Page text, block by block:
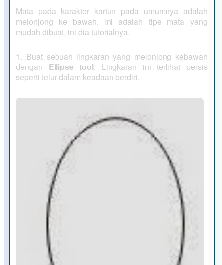
Mata pada karakter kartun pada umumnya adalah
melonjong ke bawah. Ini adalah tipe mata yang
mudah dibuat, ini dia tutorialnya.
1. Buat sebuah lingkaran yang melonjong kebawah
dengan Ellipse tool. Lingkaran ini terlihat persis
seperti telur dalam keadaan berdiri.